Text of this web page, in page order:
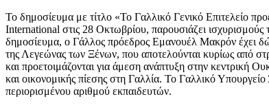
Το δημοσίευμα με τίτλο «Το Γαλλικό Γενικό Επιτελείο
International στις 28 Οκτωβρίου, παρουσιάζει
δημοσίευμα, ο Γάλλος πρόεδρος Εμανουέλ Μακρόν έχει
της Λεγεώνας των Ξένων, που αποτελούνται κυρίως από
και προετοιμάζονται για άμεση ανάπτυξη στην κεντρική
και οικονομικής πίεσης στη Γαλλία. Το Γαλλικό
περιορισμένου αριθμού εκπαιδευτών.